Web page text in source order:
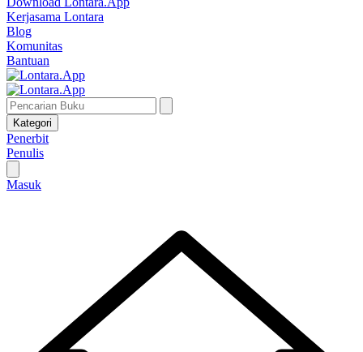
Kerjasama Lontara
Blog
Komunitas
Bantuan
Kategori
Penerbit
Penulis
Masuk